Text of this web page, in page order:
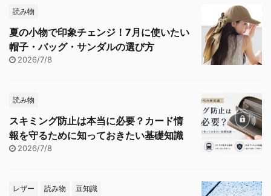
読み物
夏の小物で印象チェンジ！7月に使いたい
帽子・バッグ・サンダルの選び方
2026/7/8
読み物
スキミング防止は本当に必要？カード情
報を守るために知っておきたい基礎知識
2026/7/8
レザー 読み物 豆知識